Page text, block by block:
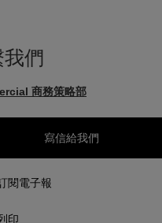
們
商務策略部
寫信給我們
閱電子報
印